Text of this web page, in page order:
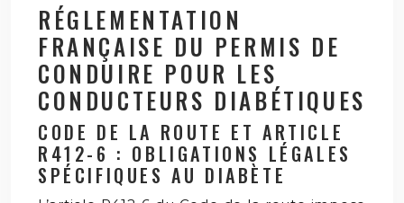
RÉGLEMENTATION
FRANÇAISE DU PERMIS DE
CONDUIRE POUR LES
CONDUCTEURS DIABÉTIQUES
CODE DE LA ROUTE ET ARTICLE
R412-6 : OBLIGATIONS LÉGALES
SPÉCIFIQUES AU DIABÈTE